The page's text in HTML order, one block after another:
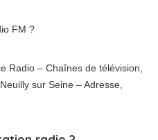
FM ?
Radio – Chaînes de télévision,
sur Seine – Adresse,